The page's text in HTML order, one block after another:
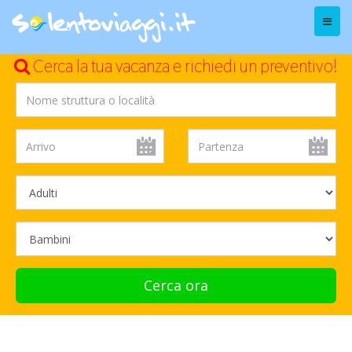
Menu
Cerca la tua vacanza e richiedi un preventivo!
Cerca ora